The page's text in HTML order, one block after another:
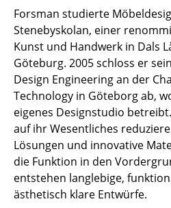
Servierwagen
Einzelteile
... alle Tische
Aufbewahren
Regale & Schränke
Bücherregale
Wandregale
Forsman studierte
Stenebyskolan, einer
Kunst und Handwerk in Dals
Göteburg. 2005 schloss er
Design Engineering an der
Technology in Göteborg ab,
eigenes Designstudio
auf ihr Wesentliches
Lösungen und innovative
die Funktion in den
entstehen langlebige,
ästhetisch klare Entwürfe.